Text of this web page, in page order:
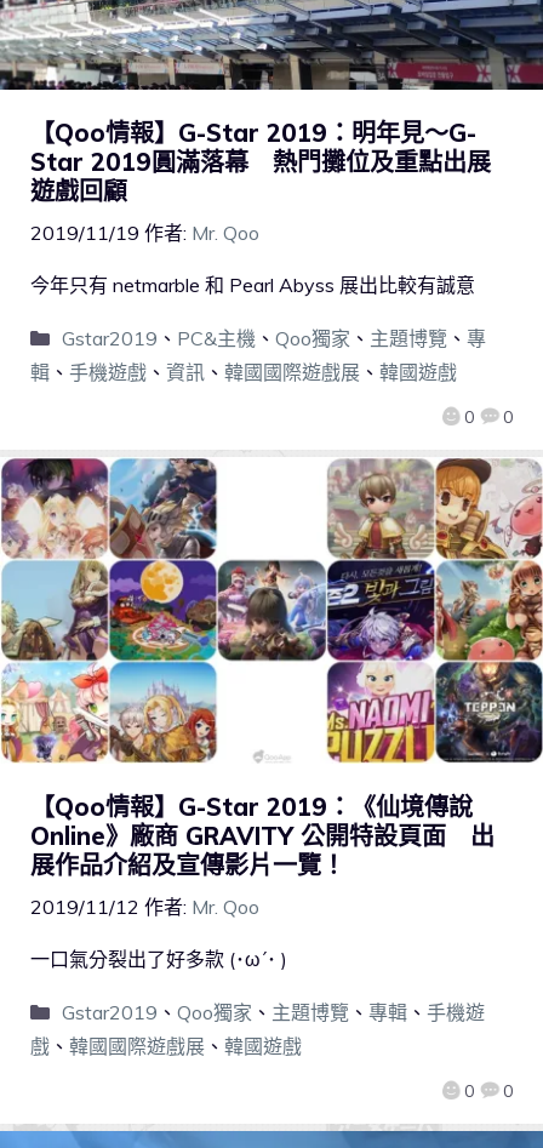
【Qoo情報】G-Star 2019：明年見～G-
Star 2019圓滿落幕 熱門攤位及重點出展
遊戲回顧
2019/11/19 作者: Mr. Qoo
0 0
今年只有 netmarble 和 Pearl Abyss 展出比較有誠意
Gstar2019 、 PC&主機 、 Qoo獨家 、 主題博覽 、 專
輯 、 手機遊戲 、 資訊 、 韓國國際遊戲展 、 韓國遊戲
【Qoo情報】G-Star 2019：《仙境傳說
Online》廠商 GRAVITY 公開特設頁面 出
展作品介紹及宣傳影片一覽！
2019/11/12 作者: Mr. Qoo
0 0
一口氣分裂出了好多款 (･ω´･ )
Gstar2019 、 Qoo獨家 、 主題博覽 、 專輯、 手機遊
戲 、 韓國國際遊戲展 、 韓國遊戲